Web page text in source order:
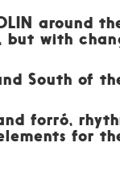
around
but with
South of
forró,
for